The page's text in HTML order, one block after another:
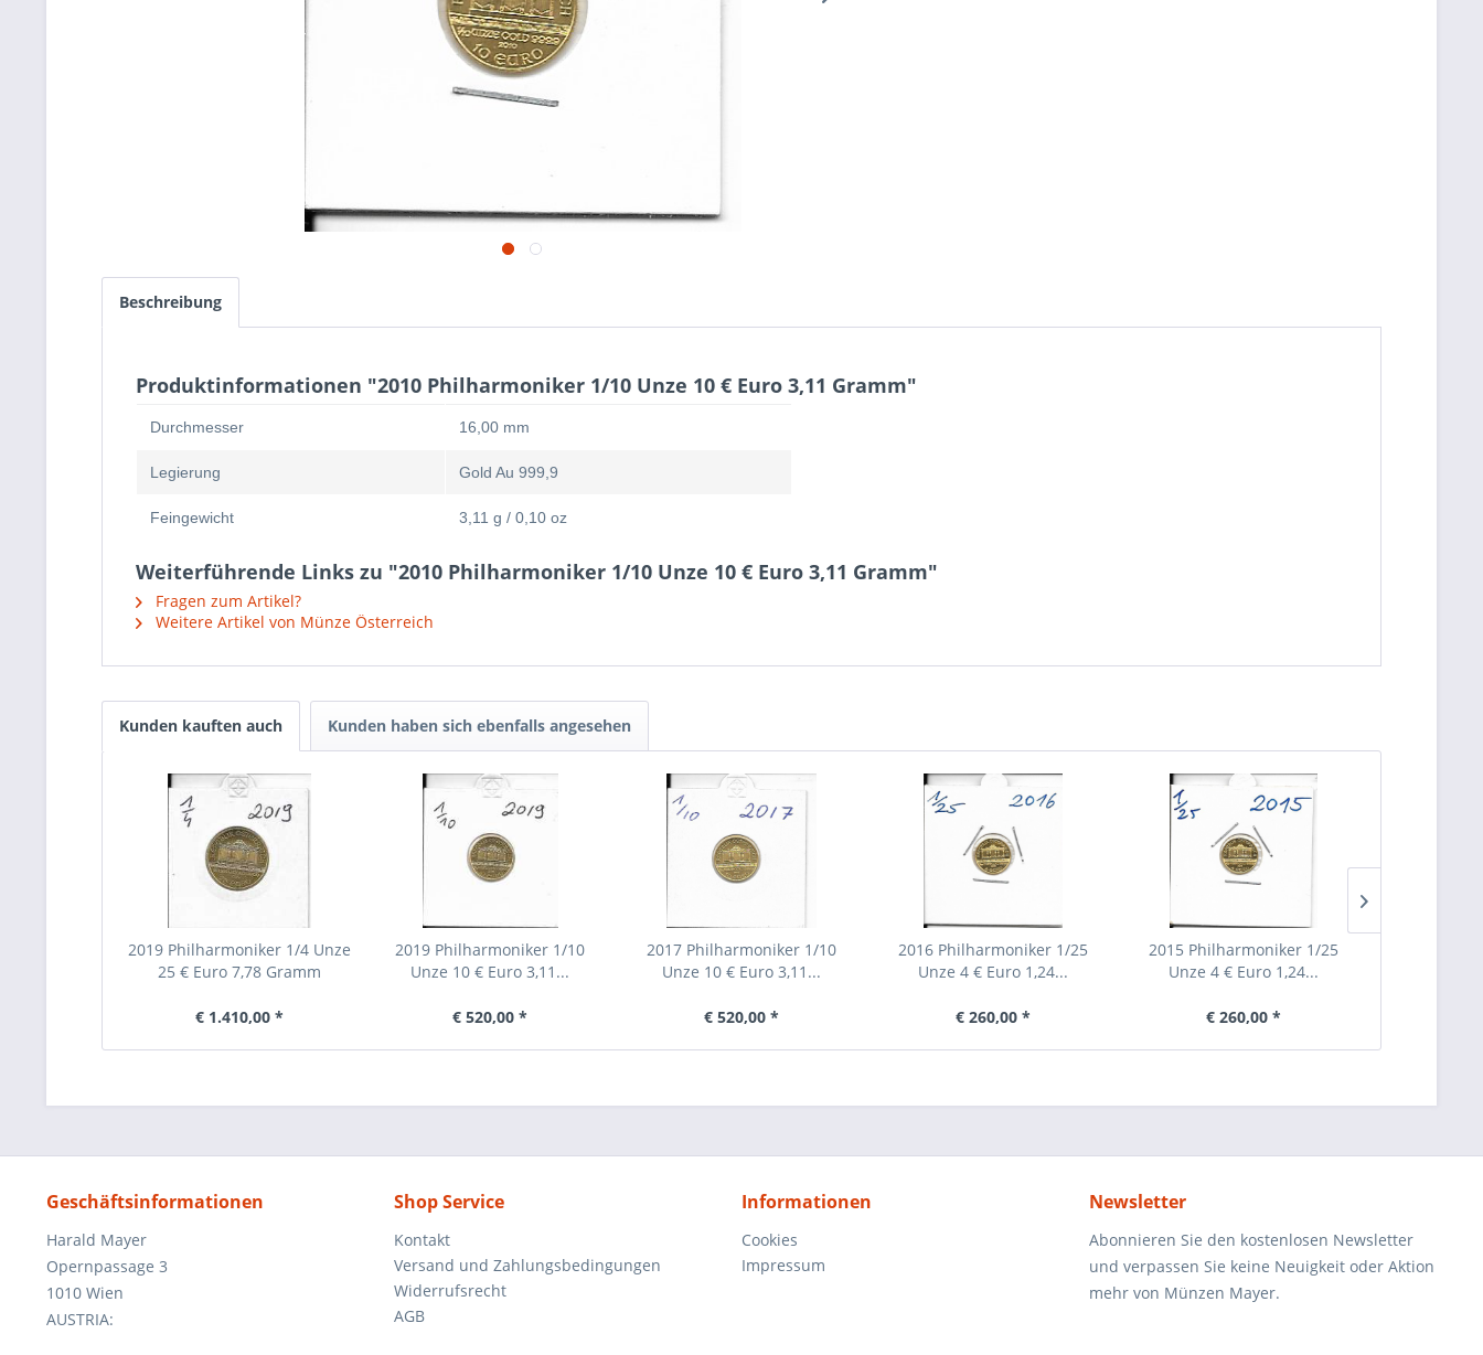
Beschreibung
Produktinformationen "2010 Philharmoniker 1/10 Unze 10 € Euro 3,11 Gramm"
Durchmesser 16,00 mm
Legierung Gold Au 999,9
Feingewicht 3,11 g / 0,10 oz
Weiterführende Links zu "2010 Philharmoniker 1/10 Unze 10 € Euro 3,11 Gramm"
Fragen zum Artikel?
Weitere Artikel von Münze Österreich
Kunden kauften auch Kunden haben sich ebenfalls angesehen
2019 Philharmoniker 1/4 Unze
25 € Euro 7,78 Gramm
€ 1.410,00 *
2019 Philharmoniker 1/10
Unze 10 € Euro 3,11...
€ 520,00 *
2017 Philharmoniker 1/10
Unze 10 € Euro 3,11...
€ 520,00 *
2016 Philharmoniker 1/25
Unze 4 € Euro 1,24...
€ 260,00 *
2015 Philharmoniker 1/25
Unze 4 € Euro 1,24...
€ 260,00 *
Geschäftsinformationen
Harald Mayer
Opernpassage 3
1010 Wien
AUSTRIA:
Shop Service
Kontakt
Versand und Zahlungsbedingungen
Widerrufsrecht
AGB
Informationen
Cookies
Impressum
Newsletter
Abonnieren Sie den kostenlosen Newsletter
und verpassen Sie keine Neuigkeit oder Aktion
mehr von Münzen Mayer.